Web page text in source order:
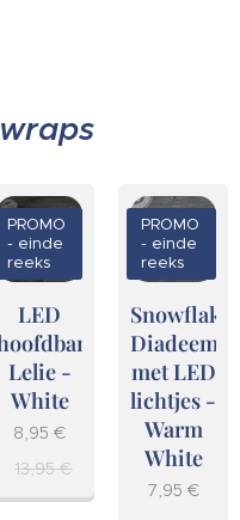
LED
Lelie -
White
PROMO
- einde
reeks
8,95 €
13,95€
Snowflake
Diadeem
met LED
lichtjes -
Warm
White
PROMO
- einde
reeks
7,95 €